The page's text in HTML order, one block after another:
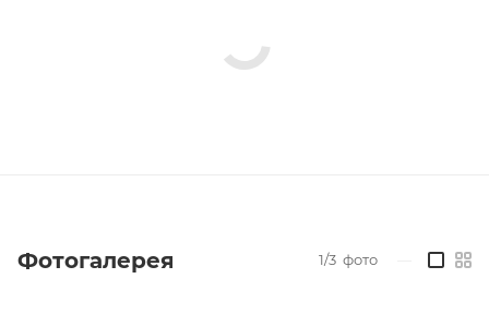
Фотогалерея 1/3 фото